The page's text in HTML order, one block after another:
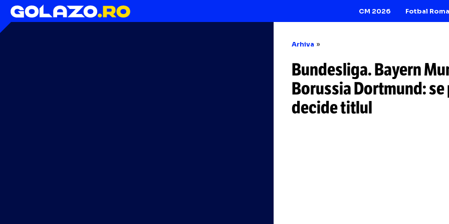
CM 2026
Bundesliga.
Borussia
decide titlul